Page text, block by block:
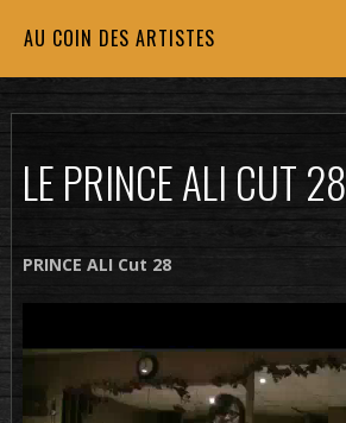
AU COIN DES ARTISTES
LE PRINCE ALI CUT 28
PRINCE ALI Cut 28
vidéo